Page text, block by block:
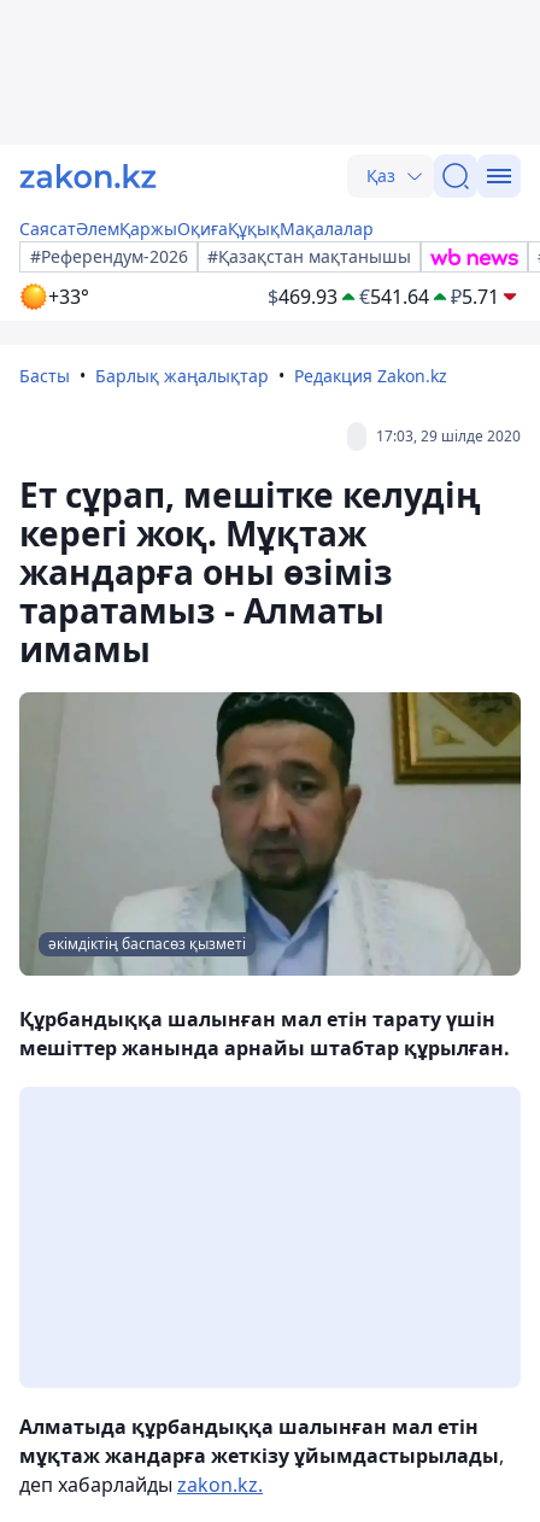
Қаз
СаясатӘлемҚаржыОқиғаҚұқықМақалалар
#Референдум-2026
#Қазақстан мақтанышы
+33° $469.93 €541.64 ₽5.71
Басты Барлық жаңалықтар Редакция Zakon.kz
17:03, 29 шілде 2020
Ет сұрап, мешітке келудің
керегі жоқ. Мұқтаж
жандарға оны өзіміз
таратамыз - Алматы
имамы
әкімдіктің баспасөз қызметі
Құрбандыққа шалынған мал етін тарату үшін
мешіттер жанында арнайы штабтар құрылған.
Алматыда құрбандыққа шалынған мал етін
мұқтаж жандарға жеткізу ұйымдастырылады,
деп хабарлайды zakon.kz.